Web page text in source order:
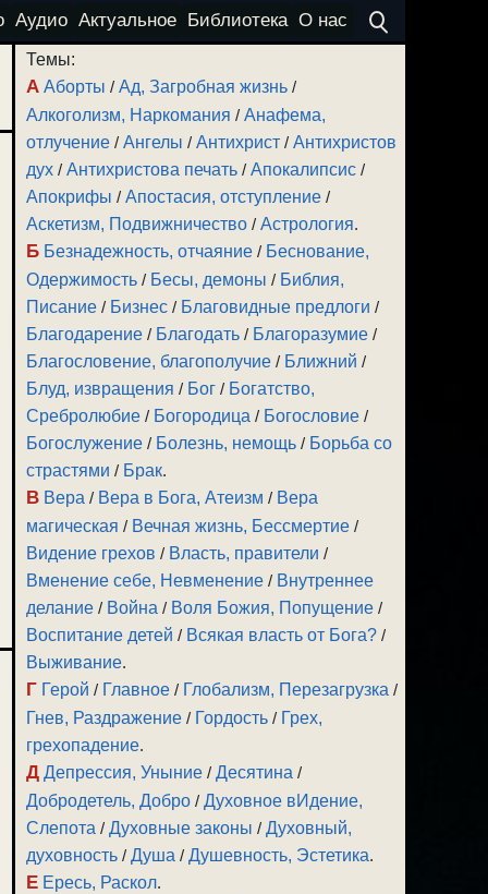
Аудио Актуальное Библиотека О нас
Темы:
А Аборты /Ад, Загробная жизнь /
Алкоголизм, Наркомания /Анафема,
отлучение /Ангелы /Антихрист /Антихристов
дух /Антихристова печать /Апокалипсис /
Апокрифы /Апостасия, отступление /
Аскетизм, Подвижничество /Астрология.
Б Безнадежность, отчаяние / Беснование,
Одержимость / Бесы, демоны / Библия,
Писание / Бизнес / Благовидные предлоги /
Благодарение / Благодать / Благоразумие /
Благословение, благополучие / Ближний /
Блуд, извращения / Бог / Богатство,
Сребролюбие / Богородица / Богословие /
Богослужение / Болезнь, немощь / Борьба со
страстями / Брак.
В Вера / Вера в Бога, Атеизм / Вера
магическая / Вечная жизнь, Бессмертие /
Видение грехов / Власть, правители /
Вменение себе, Невменение / Внутреннее
делание / Война / Воля Божия, Попущение /
Воспитание детей / Всякая власть от Бога? /
Выживание.
Г Герой / Главное / Глобализм, Перезагрузка /
Гнев, Раздражение / Гордость / Грех,
грехопадение.
Д Депрессия, Уныние /Десятина /
Добродетель, Добро /Духовное вИдение,
Слепота /Духовные законы /Духовный,
духовность /Душа /Душевность, Эстетика.
Е Ересь, Раскол.